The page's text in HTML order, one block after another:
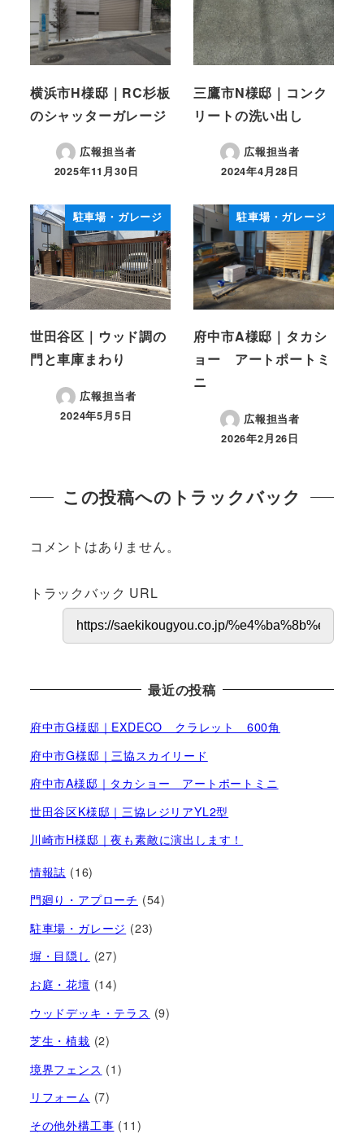
横浜市H様邸｜RC杉板
のシャッターガレージ
広報担当者
投稿日
2025年11月30日
三鷹市N様邸｜コンク
リートの洗い出し
広報担当者
投稿日
2024年4月28日
駐車場・ガレージ
世田谷区｜ウッド調の
門と車庫まわり
広報担当者
投稿日
2024年5月5日
駐車場・ガレージ
府中市A様邸｜タカシ
ョー アートポートミ
ニ
広報担当者
投稿日
2026年2月26日
この投稿へのトラックバック
コメントはありません。
トラックバック URL
最近の投稿
府中市G様邸｜EXDECO クラレット 600角
府中市G様邸｜三協スカイリード
府中市A様邸｜タカショー アートポートミニ
世田谷区K様邸｜三協レジリアYL2型
川崎市H様邸｜夜も素敵に演出します！
情報誌 (16)
門廻り・アプローチ (54)
駐車場・ガレージ (23)
塀・目隠し (27)
お庭・花壇 (14)
ウッドデッキ・テラス (9)
芝生・植栽 (2)
境界フェンス (1)
リフォーム (7)
その他外構工事 (11)